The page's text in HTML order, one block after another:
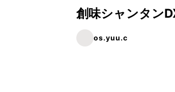
創味シャンタン
os.yuu.c